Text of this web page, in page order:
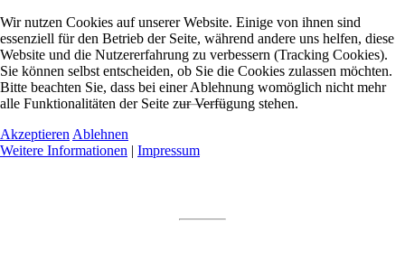
Wir nutzen Cookies auf unserer Website. Einige von ihnen sind
essenziell für den Betrieb der Seite, während andere uns helfen, diese
Website und die Nutzererfahrung zu verbessern (Tracking Cookies).
Sie können selbst entscheiden, ob Sie die Cookies zulassen möchten.
Bitte beachten Sie, dass bei einer Ablehnung womöglich nicht mehr
alle Funktionalitäten der Seite zur Verfügung stehen.
Akzeptieren Ablehnen
Weitere Informationen | Impressum